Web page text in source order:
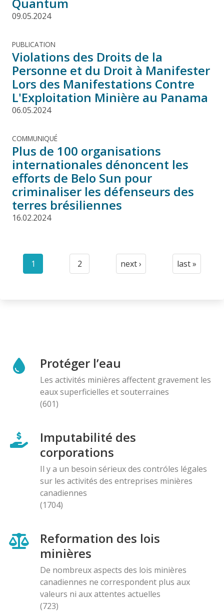
09.05.2024
PUBLICATION
Violations des Droits de la
Personne et du Droit à Manifester
Lors des Manifestations Contre
L'Exploitation Minière au Panama
06.05.2024
COMMUNIQUÉ
Plus de 100 organisations
internationales dénoncent les
efforts de Belo Sun pour
criminaliser les défenseurs des
terres brésiliennes
16.02.2024
Pagination
Current
1
Page
2
Next
next ›
Last
last »
Protéger l’eau
Les activités minières affectent gravement les
eaux superficielles et souterraines
(601)
Imputabilité des
corporations
Il y a un besoin sérieux des contróles légales
sur les activités des entreprises minières
canadiennes
(1704)
Reformation des lois
minières
De nombreux aspects des lois minières
canadiennes ne correspondent plus aux
valeurs ni aux attentes actuelles
(723)